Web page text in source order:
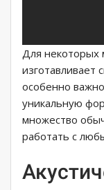
Для некоторых
изготавливает
особенно
уникальную
множество
работать с